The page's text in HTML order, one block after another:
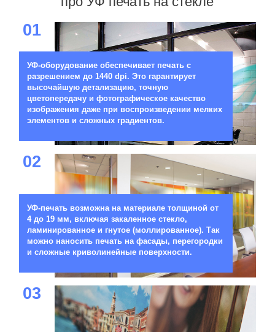
01
УФ-оборудование обеспечивает печать с
разрешением до 1440 dpi. Это гарантирует
высочайшую детализацию, точную
цветопередачу и фотографическое качество
изображения даже при воспроизведении мелких
элементов и сложных градиентов.
02
УФ-печать возможна на материале толщиной от
4 до 19 мм, включая закаленное стекло,
ламинированное и гнутое (моллированное). Так
можно наносить печать на фасады, перегородки
и сложные криволинейные поверхности.
03